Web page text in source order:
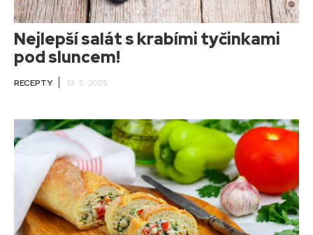
Nejlepší salát s krabími tyčinkami
pod sluncem!
RECEPTY 13. 5. 2025